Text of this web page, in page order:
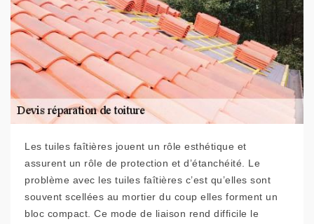
Les tuiles faîtières jouent un rôle esthétique et
assurent un rôle de protection et d’étanchéité. Le
problème avec les tuiles faîtières c’est qu’elles sont
souvent scellées au mortier du coup elles forment un
bloc compact. Ce mode de liaison rend difficile le